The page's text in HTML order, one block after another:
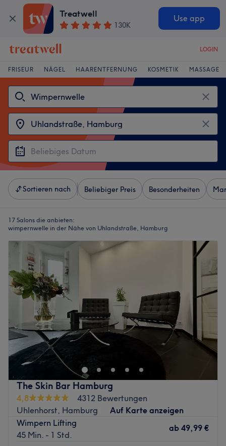
Treatwell
130K
Use app
LOGIN
FRISEUR NÄGEL HAARENTFERNUNG KOSMETIK MASSAGE
Sortieren nach Beliebiger Preis Besonderheiten
17 Salons die anbieten:
wimpernwelle in der Nähe von Uhlandstraße, Hamburg
The Skin Bar Hamburg
4,8
4312 Bewertungen
Uhlenhorst, Hamburg
Auf Karte anzeigen
Wimpern Lifting
45 Min. - 1 Std.
ab 49,99 €